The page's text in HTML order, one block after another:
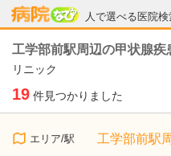
人で選べる医院検
病院なび
工学部前駅周辺の甲状腺
リニック
19 件見つかりました
エリア/駅 工学部前駅